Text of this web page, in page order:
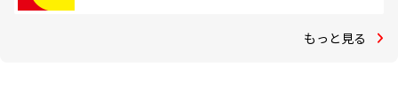
もっと見る